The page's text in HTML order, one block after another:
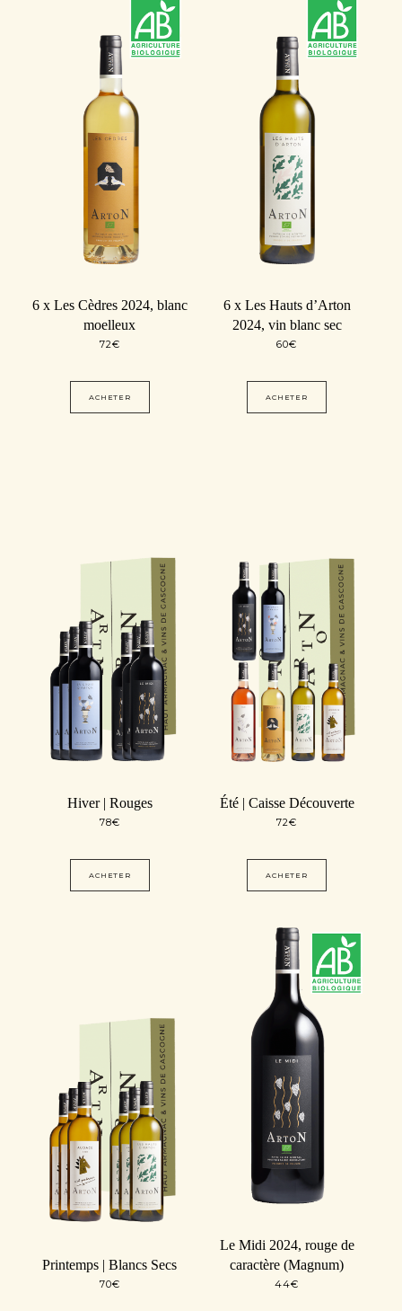
6 x Les Cèdres 2024, blanc
moelleux
72€
ACHETER
6 x Les Hauts d’Arton
2024, vin blanc sec
60€
ACHETER
Hiver | Rouges
78€
ACHETER
Été | Caisse Découverte
72€
ACHETER
Printemps | Blancs Secs
70€
Le Midi 2024, rouge de
caractère (Magnum)
44€